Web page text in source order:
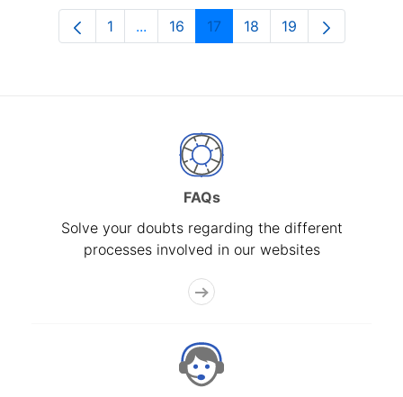
Page
1 ...Intermediate Pages Use TAB to
Page
16 Page
17 Page
18 Page
19
FAQs
Solve your doubts regarding the different
processes involved in our websites